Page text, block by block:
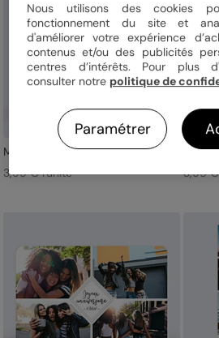
Motif Coeurs
3,99 € l'unité
Notre
3,99
Nous utilisons des cookies
fonctionnement du site et
d'améliorer votre expérience
contenus et/ou des publicités
centres d’intérêts. Pour plus
consulter notre politique de
Paramétrer